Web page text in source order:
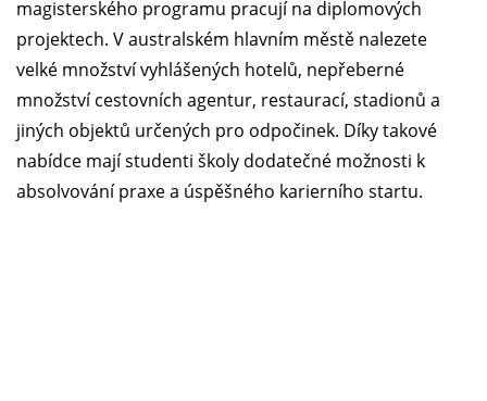
magisterského programu pracují na diplomových
projektech. V australském hlavním městě nalezete
velké množství vyhlášených hotelů, nepřeberné
množství cestovních agentur, restaurací, stadionů a
jiných objektů určených pro odpočinek. Díky takové
nabídce mají studenti školy dodatečné možnosti k
absolvování praxe a úspěšného karierního startu.